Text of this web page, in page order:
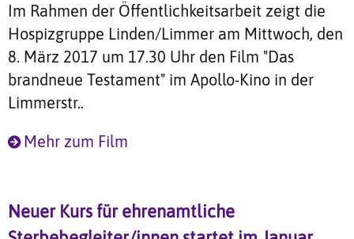
Im Rahmen der Öffentlichkeitsarbeit zeigt die
Hospizgruppe Linden/Limmer am Mittwoch, den
8. März 2017 um 17.30 Uhr den Film "Das
brandneue Testament" im Apollo-Kino in der
Limmerstr..
Mehr zum Film
Neuer Kurs für ehrenamtliche